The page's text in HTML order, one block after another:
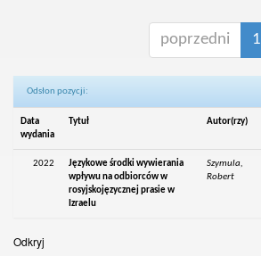
poprzedni 1
Odsłon pozycji:
Data
wydania
Tytuł Autor(rzy)
2022
Językowe środki wywierania
wpływu na odbiorców w
rosyjskojęzycznej prasie w
Izraelu
Szymula,
Robert
Odkryj